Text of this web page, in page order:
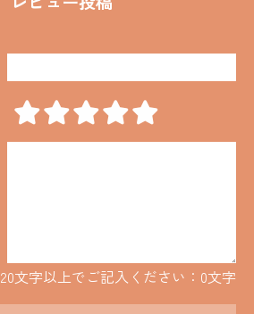
20文字以上でご記入ください： 0文字